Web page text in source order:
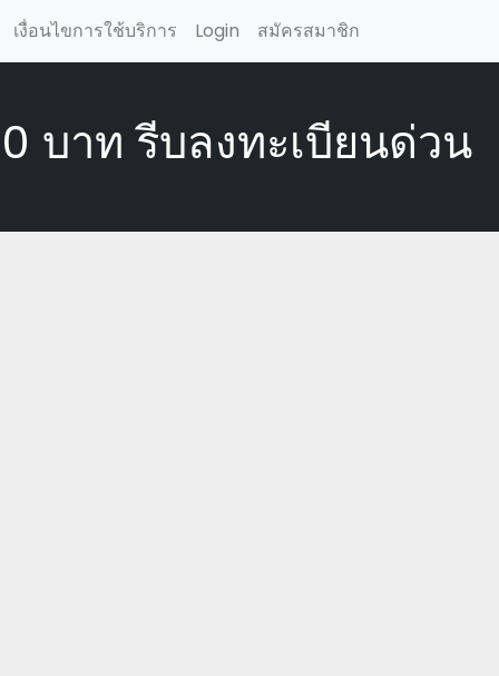
เงื่อนไขการใช้บริการ Login สมัครสมาชิก
บาท รีบลงทะเบียนด่วน